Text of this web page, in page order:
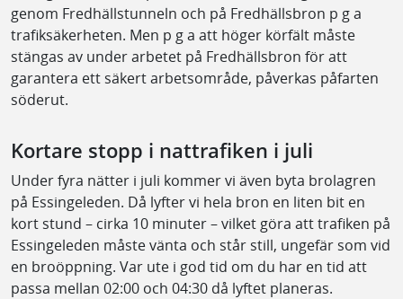
genom Fredhällstunneln och på Fredhällsbron p g a
trafiksäkerheten. Men p g a att höger körfält måste
stängas av under arbetet på Fredhällsbron för att
garantera ett säkert arbetsområde, påverkas påfarten
söderut.
Kortare stopp i nattrafiken i juli
Under fyra nätter i juli kommer vi även byta brolagren
på Essingeleden. Då lyfter vi hela bron en liten bit en
kort stund – cirka 10 minuter – vilket göra att trafiken på
Essingeleden måste vänta och står still, ungefär som vid
en broöppning. Var ute i god tid om du har en tid att
passa mellan 02:00 och 04:30 då lyftet planeras.